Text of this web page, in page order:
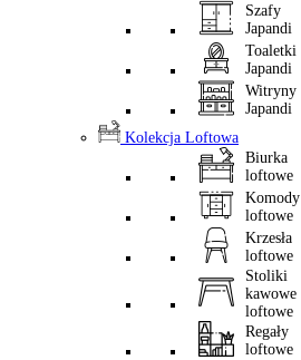
Szafy
Japandi
Toaletki
Japandi
Witryny
Japandi
Kolekcja Loftowa
Biurka
loftowe
Komody
loftowe
Krzesła
loftowe
Stoliki
kawowe
loftowe
Regały
loftowe